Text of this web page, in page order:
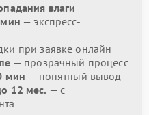
влаги
— экспресс-
при заявке онлайн
— прозрачный процесс
мин — понятный вывод
12 мес. — с